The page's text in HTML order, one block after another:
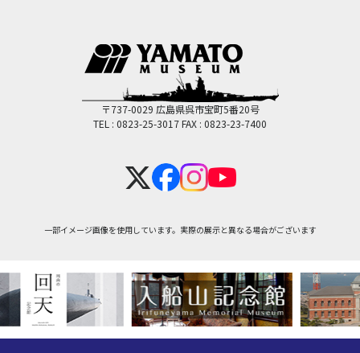
〒737-0029 広島県呉市宝町5番20号
TEL : 0823-25-3017FAX : 0823-23-7400
一部イメージ画像を使用しています。実際の展示と異なる場合がございます